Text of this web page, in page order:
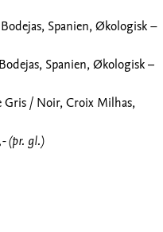
Spanien, Økologisk–
Spanien, Økologisk –
Gris / Noir, Croix Milhas,
(pr. gl.)